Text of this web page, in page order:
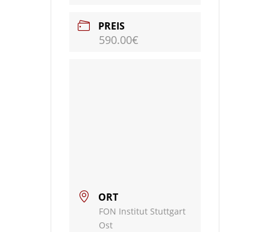
PREIS
590.00€
ORT
FON Institut Stuttgart
Ost